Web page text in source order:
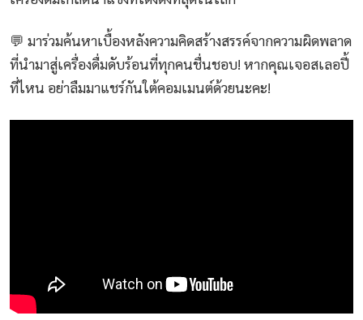
💬 มาร่วมค้นหาเบื้องหลังความคิดสร้างสรรค์จากความผิดพลาด
ที่นำมาสู่เครื่องดื่มดับร้อนที่ทุกคนชื่นชอบ! หากคุณเจอสเลอปี้
ที่ไหน อย่าลืมมาแชร์กันใต้คอมเมนต์ด้วยนะคะ!